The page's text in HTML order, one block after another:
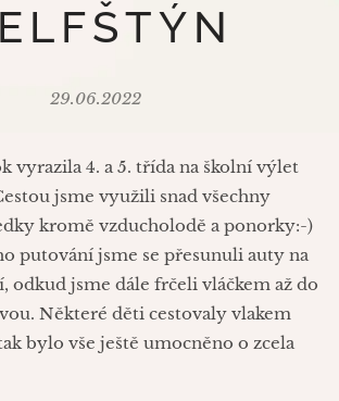
29.06.2022
vyrazila 4. a 5. třída na školní výlet
jsme využili snad všechny
kromě vzducholodě a ponorky:-)
putování jsme se přesunuli auty na
odkud jsme dále frčeli vláčkem až do
Některé děti cestovaly vlakem
bylo vše ještě umocněno o zcela